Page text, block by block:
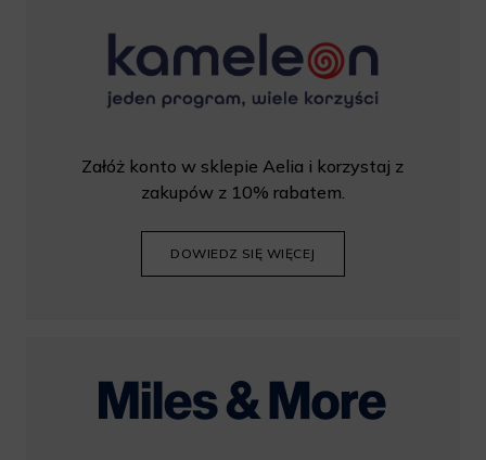
Załóż konto w sklepie Aelia i korzystaj z
zakupów z 10% rabatem.
DOWIEDZ SIĘ WIĘCEJ